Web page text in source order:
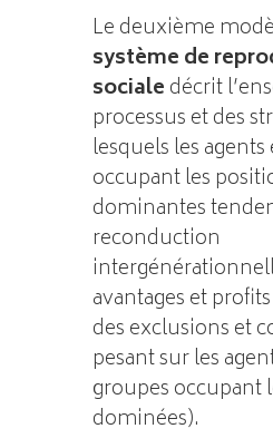
Le deuxième
système de
socialedécrit
processus et des
lesquels les
occupant les
dominantes
reconduction
avantages et
des exclusions et
pesant sur les
groupes occupant
dominées).